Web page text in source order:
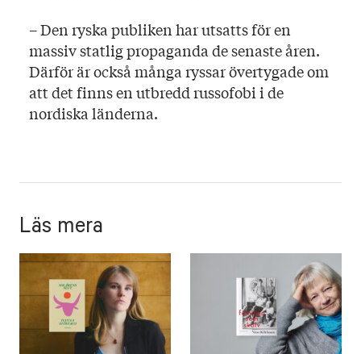
– Den ryska publiken har utsatts för en
massiv statlig propaganda de senaste åren.
Därför är också många ryssar övertygade om
att det finns en utbredd russofobi i de
nordiska länderna.
Läs mera